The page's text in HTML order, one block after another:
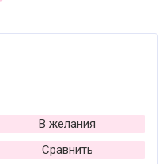
В желания
Сравнить